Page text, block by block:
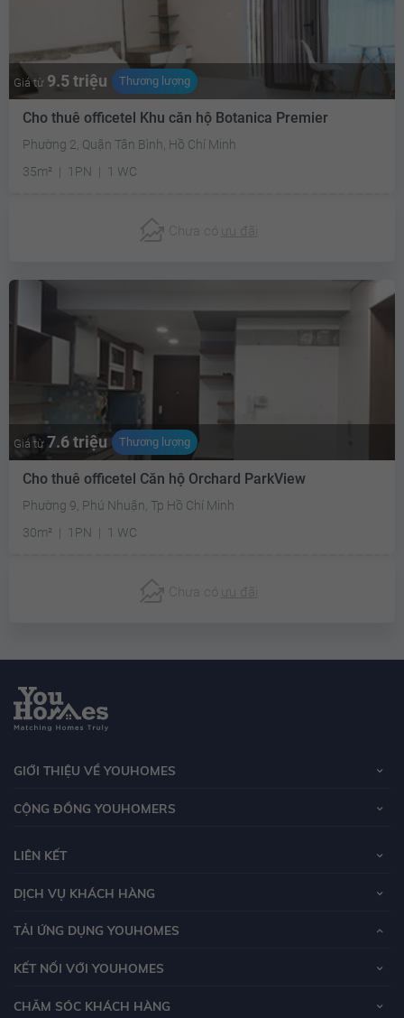
Giá từ 9.5 triệu Thương lượng
Cho thuê officetel Khu căn hộ Botanica Premier
Phường 2, Quận Tân Bình, Hồ Chí Minh
35m²
1PN 1 WC
Chưa có ưu đãi
Giá từ 7.6 triệu Thương lượng
Cho thuê officetel Căn hộ Orchard ParkView
Phường 9, Phú Nhuận, Tp Hồ Chí Minh
30m²
1PN 1 WC
Chưa có ưu đãi
GIỚI THIỆU VỀ YOUHOMES
CỘNG ĐỒNG YOUHOMERS
LIÊN KẾT
DỊCH VỤ KHÁCH HÀNG
TẢI ỨNG DỤNG YOUHOMES
KẾT NỐI VỚI YOUHOMES
CHĂM SÓC KHÁCH HÀNG